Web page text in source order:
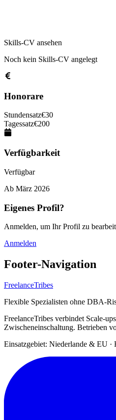
Skills-CV ansehen
Noch kein Skills-CV angelegt
Honorare
Stundensatz€30
Tagessatz€200
Verfügbarkeit
Verfügbar
Ab März 2026
Eigenes Profil?
Anmelden, um Ihr Profil zu
Anmelden
Footer-Navigation
FreelanceTribes
Flexible Spezialisten ohne DBA-
FreelanceTribes verbindet Scale-
Zwischeneinschaltung. Betrieben
Einsatzgebiet: Niederlande & EU ·